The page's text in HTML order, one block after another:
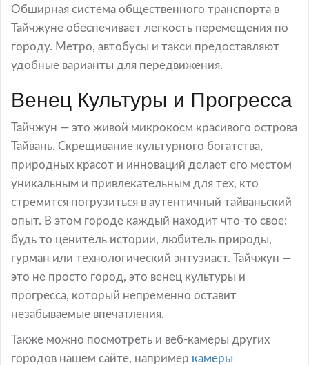
Обширная система общественного транспорта в
Тайчжуне обеспечивает легкость перемещения по
городу. Метро, автобусы и такси предоставляют
удобные варианты для передвижения.
Венец Культуры и Прогресса
Тайчжун — это живой микрокосм красивого острова
Тайвань. Скрещивание культурного богатства,
природных красот и инноваций делает его местом
уникальным и привлекательным для тех, кто
стремится погрузиться в аутентичный тайваньский
опыт. В этом городе каждый находит что-то свое:
будь то ценитель истории, любитель природы,
гурман или технологический энтузиаст. Тайчжун —
это не просто город, это венец культуры и
прогресса, который непременно оставит
незабываемые впечатления.
Также можно посмотреть и веб-камеры других
городов нашем сайте, например камеры